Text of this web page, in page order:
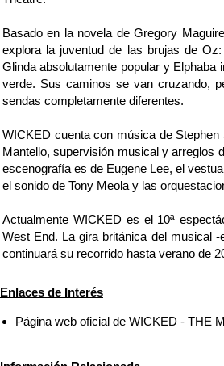
Basado en la novela de Gregory
explora la juventud de las brujas de
Glinda absolutamente popular y
verde. Sus caminos se van cruzando,
sendas completamente diferentes.
WICKED cuenta con música de
Mantello, supervisión musical y arreglos
escenografía es de Eugene Lee, el
el sonido de Tony Meola y las
Actualmente WICKED es el 10ª
West End. La gira británica del musical
continuará su recorrido hasta verano de
Enlaces de Interés
Página web oficial de WICKED - THE